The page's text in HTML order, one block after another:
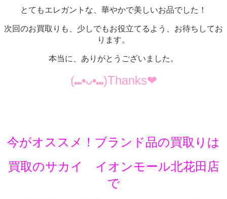
とてもエレガントな、華やかで美しいお品でした！
次回のお買取りも、少しでもお役立てるよう、お待ちしてお
ります。
本当に、ありがとうございました。
(⑉•ᴗ•⑉)Thanks❤︎
今がオススメ！ブランド品の買取りは
買取のサカイ イオンモール北花田店
で